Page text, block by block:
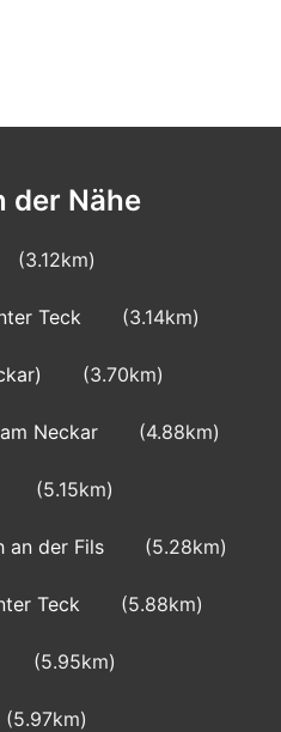
der Nähe
(3.12km)
Teck
(3.14km)
(3.70km)
Neckar
(4.88km)
(5.15km)
an der Fils
(5.28km)
Teck
(5.88km)
(5.95km)
(5.97km)